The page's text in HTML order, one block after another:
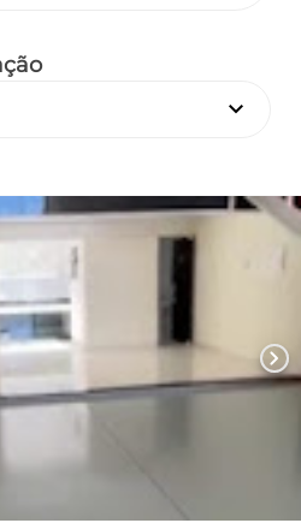
keyboard_arrow_down
chevron_right